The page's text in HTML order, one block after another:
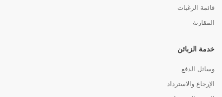
قائمة الرغبات
المقارنة
خدمة الزبائن
وسائل الدفع
الإرجاع والاسترداد